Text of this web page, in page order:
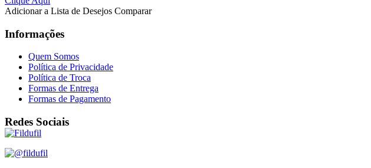
Adicionar a Lista de Desejos Comparar
Informações
Quem Somos
Política de Privacidade
Política de Troca
Formas de Entrega
Formas de Pagamento
Redes Sociais